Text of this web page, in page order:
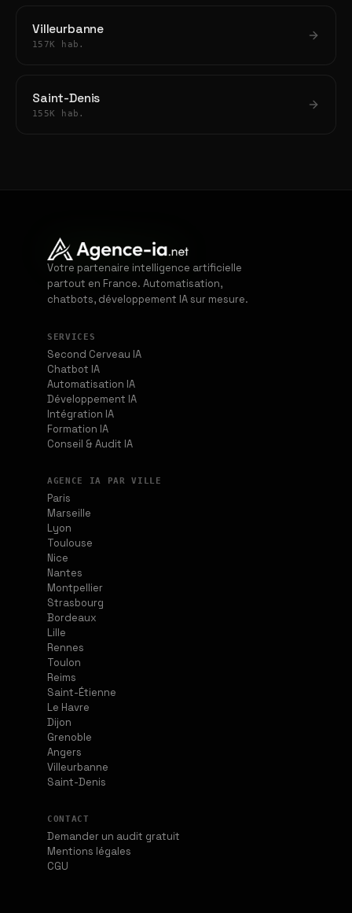
Villeurbanne
157K hab.
Saint-Denis
155K hab.
Votre partenaire intelligence artificielle
partout en France. Automatisation,
chatbots, développement IA sur mesure.
SERVICES
Second Cerveau IA
Chatbot IA
Automatisation IA
Développement IA
Intégration IA
Formation IA
Conseil & Audit IA
AGENCE IA PAR VILLE
Paris
Marseille
Lyon
Toulouse
Nice
Nantes
Montpellier
Strasbourg
Bordeaux
Lille
Rennes
Toulon
Reims
Saint-Étienne
Le Havre
Dijon
Grenoble
Angers
Villeurbanne
Saint-Denis
CONTACT
Demander un audit gratuit
Mentions légales
CGU